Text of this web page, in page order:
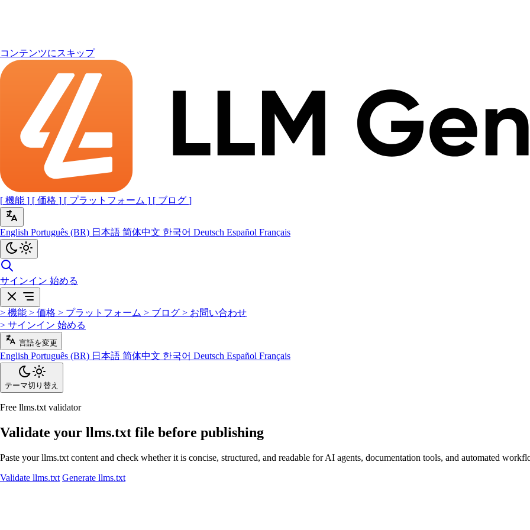
コンテンツにスキップ
[ 機能 ] [ 価格 ] [ プラットフォーム ] [ ブログ ]
English Português (BR) 日本語 简体中文 한국어 Deutsch Español Français
サインイン 始める
> 機能 > 価格 > プラットフォーム > ブログ > お問い合わせ
> サインイン 始める
言語を変更
English Português (BR) 日本語 简体中文 한국어 Deutsch Español Français
テーマ切り替え
Free llms.txt validator
Validate your llms.txt file before publishing
Paste your llms.txt content and check whether it is concise, structured, and readable for AI agents, documentation tools, and automated
Validate llms.txt Generate llms.txt